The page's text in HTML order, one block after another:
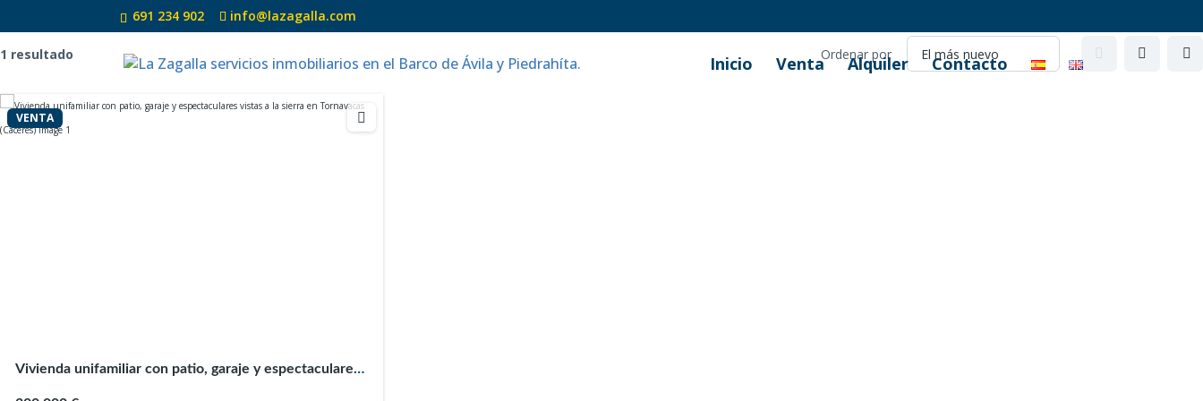
691 234 902 info@lazagalla.com
Inicio Venta Alquiler Contacto
Ubicación :Tornavacas
1 resultado Ordenar por
VENTA
Vivienda unifamiliar con patio, garaje y espectaculares